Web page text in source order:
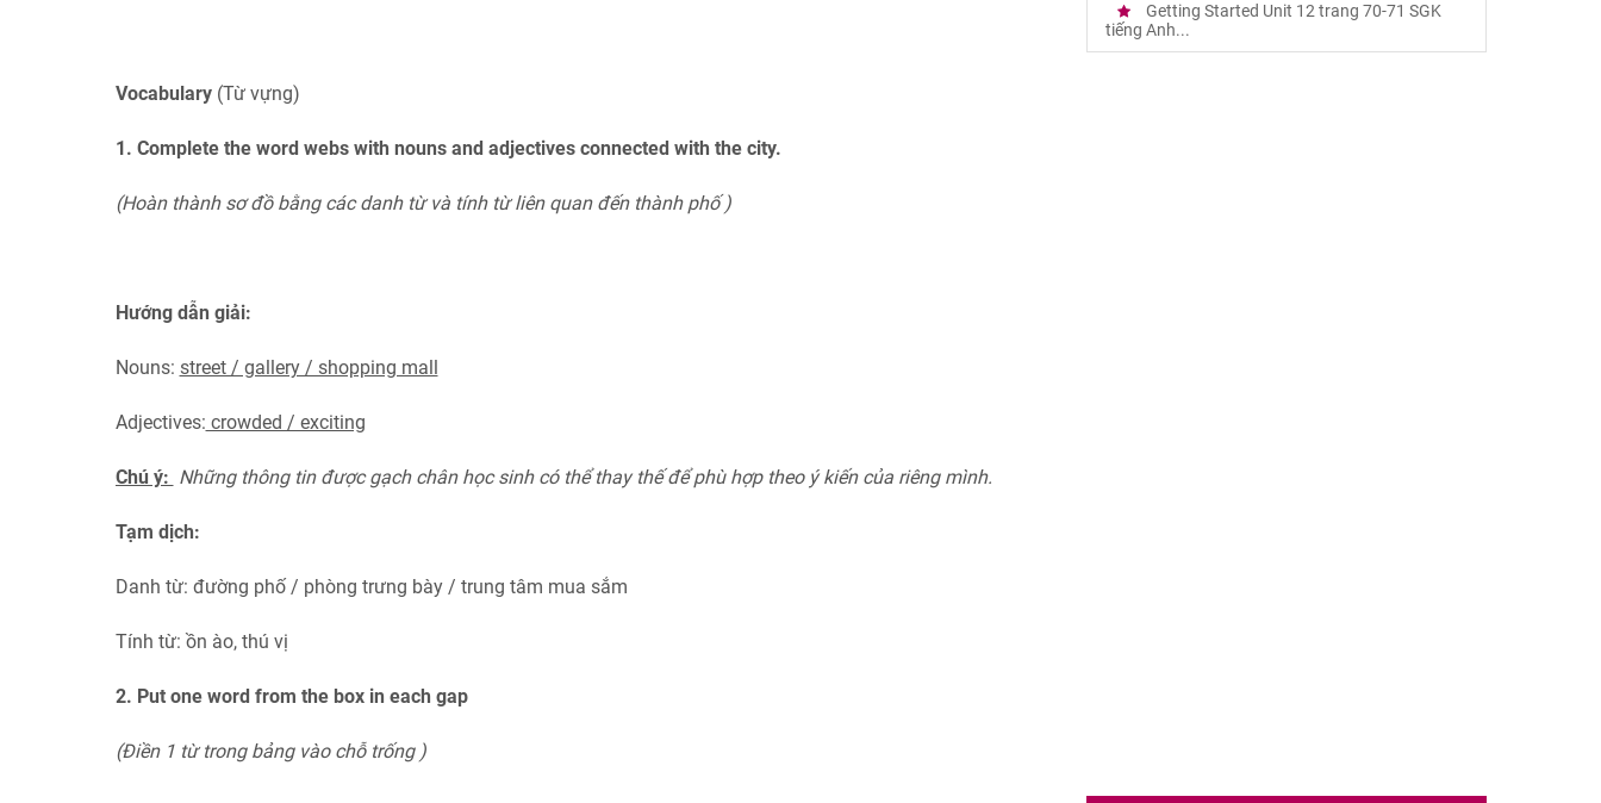
Vocabulary (Từ vựng)
1. Complete the word webs with nouns and adjectives connected with the city.
(Hoàn thành sơ đồ bằng các danh từ và tính từ liên quan đến thành phố )
Hướng dẫn giải:
Nouns: street / gallery / shopping mall
Adjectives: crowded / exciting
Chú ý: Những thông tin được gạch chân học sinh có thể thay thế để phù hợp theo ý kiến của riêng mình.
Tạm dịch:
Danh từ: đường phố / phòng trưng bày / trung tâm mua sắm
Tính từ: ồn ào, thú vị
2. Put one word from the box in each gap
(Điền 1 từ trong bảng vào chỗ trống )
Getting Started Unit 12 trang 70-71 SGK
tiếng Anh...